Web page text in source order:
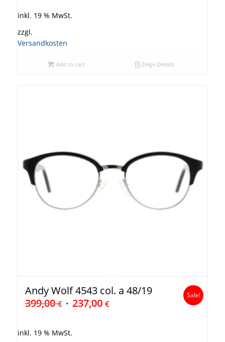
inkl. 19 % MwSt.
zzgl.
Versandkosten
Add to cart Zeige Details
Andy Wolf 4543 col. a 48/19
399,00€ 237,00 €
Sale!
inkl. 19 % MwSt.